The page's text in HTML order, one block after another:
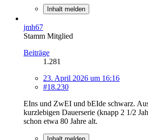
Inhalt melden
jmh67
Stamm Mitglied
Beiträge
1.281
23. April 2026 um 16:16
#18.230
EIns und ZwEI und bEIde schwarz.
kurzlebigen Dauerserie (knapp 2 1/2
schon etwa 80 Jahre alt.